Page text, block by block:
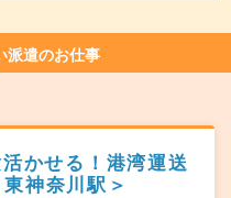
派遣のお仕事
かせる！港湾運送
神奈川駅＞